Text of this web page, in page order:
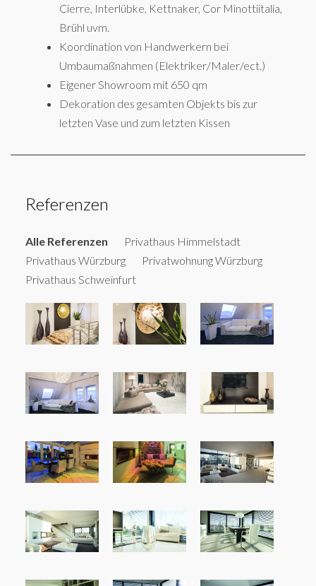
Cierre, Interlübke, Kettnaker, Cor Minottiitalia,
Brühl uvm.
Koordination von Handwerkern bei
Umbaumaßnahmen (Elektriker/Maler/ect.)
Eigener Showroom mit 650 qm
Dekoration des gesamten Objekts bis zur
letzten Vase und zum letzten Kissen
Referenzen
Alle Referenzen
Privathaus Himmelstadt
Privathaus Würzburg
Privatwohnung Würzburg
Privathaus Schweinfurt